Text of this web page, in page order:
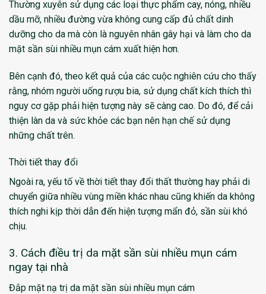
Thường xuyên sử dụng các loại thực phẩm cay, nóng, nhiều
dầu mỡ, nhiều đường vừa không cung cấp đủ chất dinh
dưỡng cho da mà còn là nguyên nhân gây hại và làm cho da
mặt sần sùi nhiều mụn cám xuất hiện hơn.
Bên cạnh đó, theo kết quả của các cuộc nghiên cứu cho thấy
rằng, nhóm người uống rượu bia, sử dụng chất kích thích thì
nguy cơ gặp phải hiện tượng này sẽ càng cao. Do đó, để cải
thiện làn da và sức khỏe các bạn nên hạn chế sử dụng
những chất trên.
Thời tiết thay đổi
Ngoài ra, yếu tố về thời tiết thay đổi thất thường hay phải di
chuyển giữa nhiều vùng miền khác nhau cũng khiến da không
thích nghi kịp thời dẫn đến hiện tượng mẩn đỏ, sần sùi khó
chịu.
3. Cách điều trị da mặt sần sùi nhiều mụn cám
ngay tại nhà
Đắp mặt nạ trị da mặt sần sùi nhiều mụn cám